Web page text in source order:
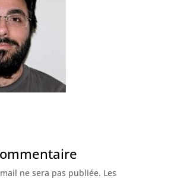
ne sera pas publiée. Les